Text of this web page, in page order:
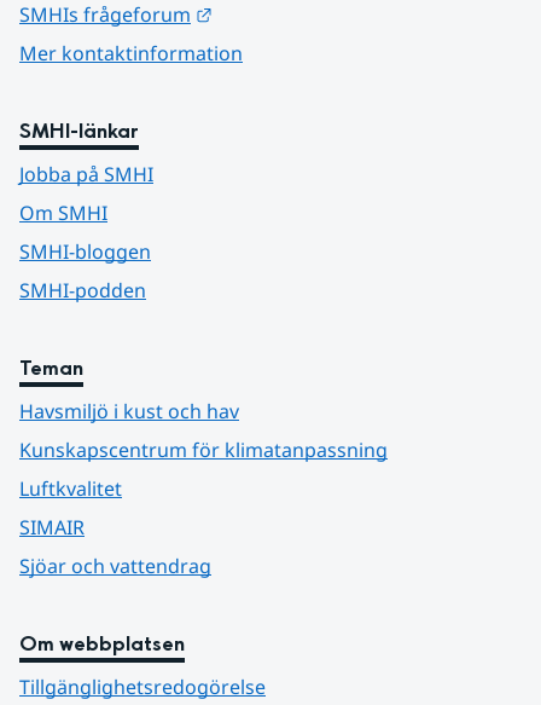
SMHIs frågeforum
Mer kontaktinformation
SMHI-länkar
Jobba på SMHI
Om SMHI
SMHI-bloggen
SMHI-podden
Teman
Havsmiljö i kust och hav
Kunskapscentrum för klimatanpassning
Luftkvalitet
SIMAIR
Sjöar och vattendrag
Om webbplatsen
Tillgänglighetsredogörelse